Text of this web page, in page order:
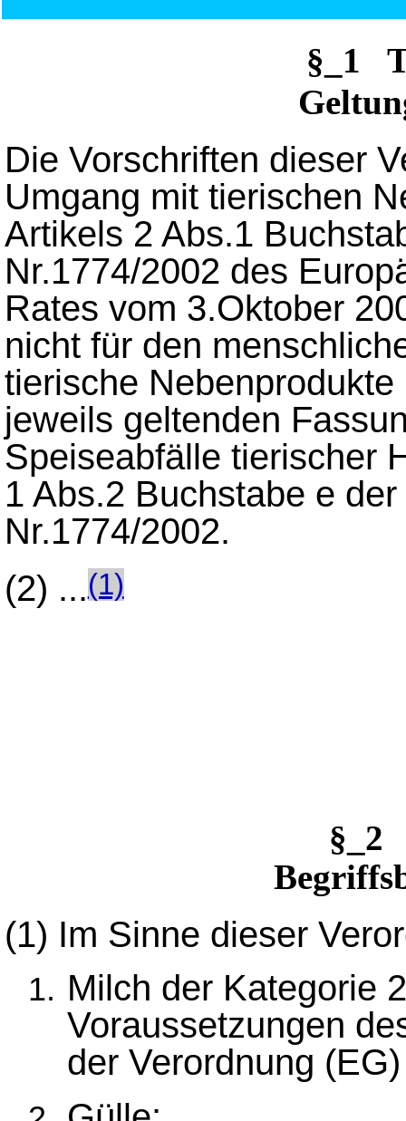
§_1
Die Vorschriften dieser
Umgang mit tierischen
Artikels 2 Abs.1
Nr.1774/2002 des
Rates vom 3.Oktober
nicht für den
tierische
jeweils geltenden
Speiseabfälle tierischer
1 Abs.2 Buchstabe e
Nr.1774/2002.
(2) ...(1)
§_2
(1) Im Sinne dieser
Milch der Kategorie
Voraussetzungen
der Verordnung